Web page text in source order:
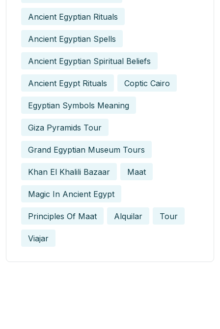
Ancient Egyptian Rituals
Ancient Egyptian Spells
Ancient Egyptian Spiritual Beliefs
Ancient Egypt Rituals Coptic Cairo
Egyptian Symbols Meaning
Giza Pyramids Tour
Grand Egyptian Museum Tours
Khan El Khalili Bazaar Maat
Magic In Ancient Egypt​
Principles Of Maat Alquilar Tour
Viajar